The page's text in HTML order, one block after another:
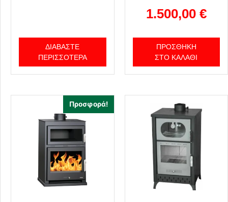
ΔΙΑΒΆΣΤΕ
ΠΕΡΙΣΣΌΤΕΡΑ
1.500,00 €
ΠΡΟΣΘΉΚΗ
ΣΤΟ ΚΑΛΆΘΙ
Προσφορά!